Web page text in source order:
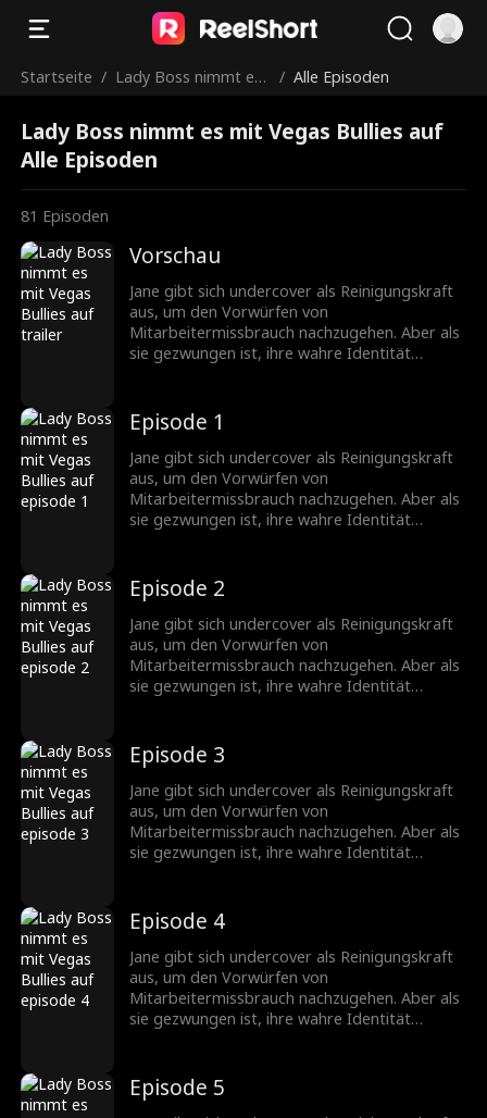
Startseite / Lady Boss nimmt es
/ Alle Episoden
Lady Boss nimmt es mit Vegas Bullies auf
Alle Episoden
81 Episoden
Vorschau
Jane gibt sich undercover als Reinigungskraft
aus, um den Vorwürfen von
Mitarbeitermissbrauch nachzugehen. Aber als
sie gezwungen ist, ihre wahre Identität
jemand ihre Identität als Vorstand des
Casinos gestohlen! Was kann sie als mittellose
Reinigungskraft tun?
Episode 1
Jane gibt sich undercover als Reinigungskraft
aus, um den Vorwürfen von
Mitarbeitermissbrauch nachzugehen. Aber als
sie gezwungen ist, ihre wahre Identität
jemand ihre Identität als Vorstand des
Casinos gestohlen! Was kann sie als mittellose
Reinigungskraft tun?
Episode 2
Jane gibt sich undercover als Reinigungskraft
aus, um den Vorwürfen von
Mitarbeitermissbrauch nachzugehen. Aber als
sie gezwungen ist, ihre wahre Identität
jemand ihre Identität als Vorstand des
Casinos gestohlen! Was kann sie als mittellose
Reinigungskraft tun?
Episode 3
Jane gibt sich undercover als Reinigungskraft
aus, um den Vorwürfen von
Mitarbeitermissbrauch nachzugehen. Aber als
sie gezwungen ist, ihre wahre Identität
jemand ihre Identität als Vorstand des
Casinos gestohlen! Was kann sie als mittellose
Reinigungskraft tun?
Episode 4
Jane gibt sich undercover als Reinigungskraft
aus, um den Vorwürfen von
Mitarbeitermissbrauch nachzugehen. Aber als
sie gezwungen ist, ihre wahre Identität
jemand ihre Identität als Vorstand des
Casinos gestohlen! Was kann sie als mittellose
Episode 5